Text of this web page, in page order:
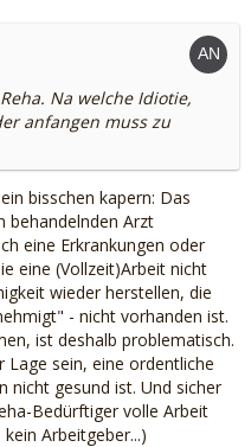
Na welche Idiotie,
anfangen muss zu
bisschen kapern: Das
behandelnden Arzt
eine Erkrankungen oder
eine (Vollzeit)Arbeit nicht
wieder herstellen, die
- nicht vorhanden ist.
ist deshalb problematisch.
sein, eine ordentliche
nicht gesund ist. Und sicher
Bedürftiger volle Arbeit
Arbeitgeber...)